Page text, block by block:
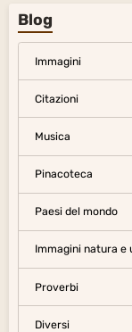
Blog
Immagini
Citazioni
Musica
Pinacoteca
Paesi del mondo
Immagini natura e
Proverbi
Diversi